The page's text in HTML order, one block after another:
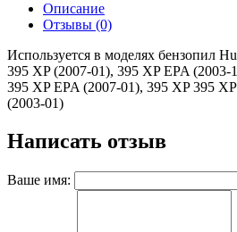
Описание
Отзывы (0)
Используется в моделях бензопил
395 XP (2007-01), 395 XP EPA (2003-
395 XP EPA (2007-01), 395 XP 395
(2003-01)
Написать отзыв
Ваше имя: